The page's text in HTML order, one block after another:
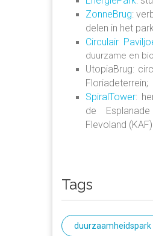
ZonneBrug:
delen in het
Circulair
duurzame en
UtopiaBrug:
Floriadeterrein;
SpiralTower:
de Esplanade
Flevoland
Tags
duurzaamheidspark